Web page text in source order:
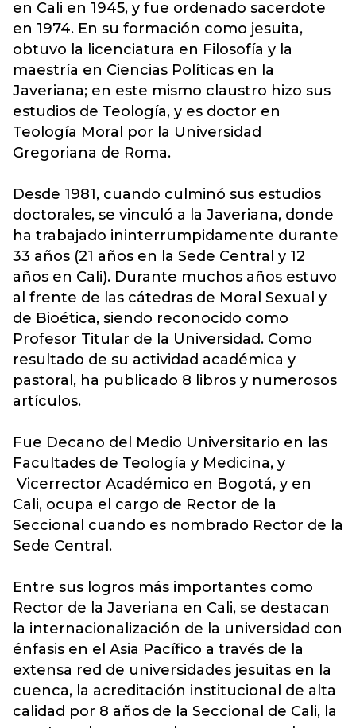
en Cali en 1945, y fue ordenado sacerdote
en 1974. En su formación como jesuita,
obtuvo la licenciatura en Filosofía y la
maestría en Ciencias Políticas en la
Javeriana; en este mismo claustro hizo sus
estudios de Teología, y es doctor en
Teología Moral por la Universidad
Gregoriana de Roma.
Desde 1981, cuando culminó sus estudios
doctorales, se vinculó a la Javeriana, donde
ha trabajado ininterrumpidamente durante
33 años (21 años en la Sede Central y 12
años en Cali). Durante muchos años estuvo
al frente de las cátedras de Moral Sexual y
de Bioética, siendo reconocido como
Profesor Titular de la Universidad. Como
resultado de su actividad académica y
pastoral, ha publicado 8 libros y numerosos
artículos.
Fue Decano del Medio Universitario en las
Facultades de Teología y Medicina, y
Vicerrector Académico en Bogotá, y en
Cali, ocupa el cargo de Rector de la
Seccional cuando es nombrado Rector de la
Sede Central.
Entre sus logros más importantes como
Rector de la Javeriana en Cali, se destacan
la internacionalización de la universidad con
énfasis en el Asia Pacífico a través de la
extensa red de universidades jesuitas en la
cuenca, la acreditación institucional de alta
calidad por 8 años de la Seccional de Cali, la